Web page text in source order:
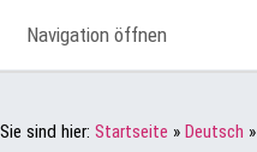
Navigation öffnen
Sie sind hier: Startseite » Deutsch »